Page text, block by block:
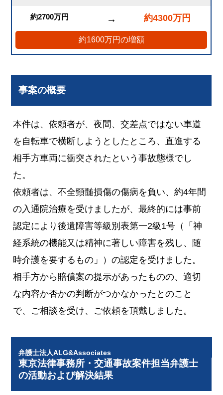
約2700万円 → 約4300万円
約1600万円の増額
事案の概要
本件は、依頼者が、夜間、交差点ではない車道
を自転車で横断しようとしたところ、直進する
相手方車両に衝突されたという事故態様でし
た。
依頼者は、不全頸髄損傷の傷病を負い、約4年間
の入通院治療を受けましたが、最終的には事前
認定により後遺障害等級別表第一2級1号（「神
経系統の機能又は精神に著しい障害を残し、随
時介護を要するもの」）の認定を受けました。
相手方から賠償案の提示があったものの、適切
な内容か否かの判断がつかなかったとのこと
で、ご相談を受け、ご依頼を頂戴しました。
弁護士法人ALG&Associates
東京法律事務所・交通事故案件担当弁護士
の活動および解決結果